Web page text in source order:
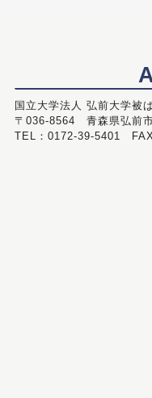
国立大学法人 弘前大学被
〒036-8564 青森県弘前
TEL：0172-39-5401